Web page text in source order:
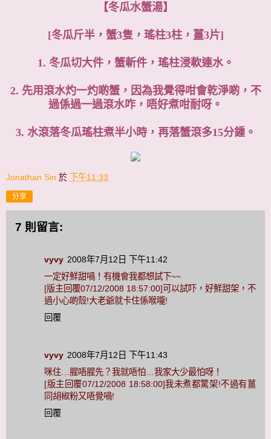
【冬瓜水蟹湯】
[冬瓜斤半，蟹3隻，瑤柱3柱，薑3片]
1. 冬瓜切大件，蟹斬件，瑤柱浸軟連水。
2. 先用滾水灼一灼啲蟹，因為我覺得咁會乾淨啲，不
過係過一過滾水咋，唔好煮咁耐呀。
3. 水滾落冬瓜瑤柱煮半小時，再落蟹滾多15分鍾。
Jonathan Sin 於 下午11:33
分享
7 則留言:
vyvy 2008年7月12日 下午11:42
一定好鮮甜喎！有機會我都想試下~~
[版主回覆07/12/2008 18:57:00]可以試吓，好鮮甜架，不
過小心啲殼!大老爺就卡住係喉嚨!
回覆
vyvy 2008年7月12日 下午11:43
咪住…腥唔腥先？我就唔怕…我家大少最怕呀！
[版主回覆07/12/2008 18:58:00]我未煮都驚架!不過有薑
同胡椒粉又唔覺喎!
回覆